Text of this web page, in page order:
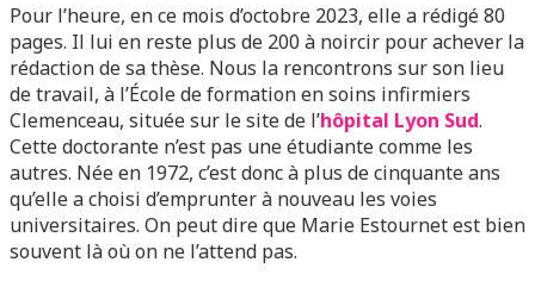
Pour l’heure, en ce mois d’octobre 2023, elle a rédigé 80
pages. Il lui en reste plus de 200 à noircir pour achever la
rédaction de sa thèse. Nous la rencontrons sur son lieu
de travail, à l’École de formation en soins infirmiers
Clemenceau, située sur le site de l’hôpital Lyon Sud.
Cette doctorante n’est pas une étudiante comme les
autres. Née en 1972, c’est donc à plus de cinquante ans
qu’elle a choisi d’emprunter à nouveau les voies
universitaires. On peut dire que Marie Estournet est bien
souvent là où on ne l’attend pas.